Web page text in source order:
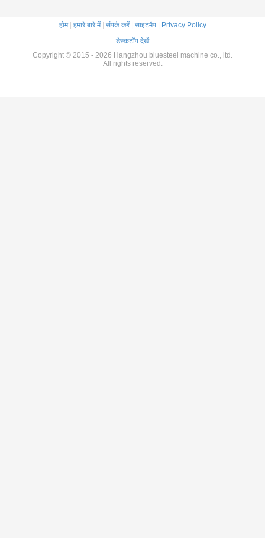
होम| हमारे बारे में| संपर्क करें| साइटमैप|
Privacy Policy
डेस्कटॉप देखें
Copyright © 2015 - 2026 Hangzhou bluesteel machine co., ltd.
All rights reserved.